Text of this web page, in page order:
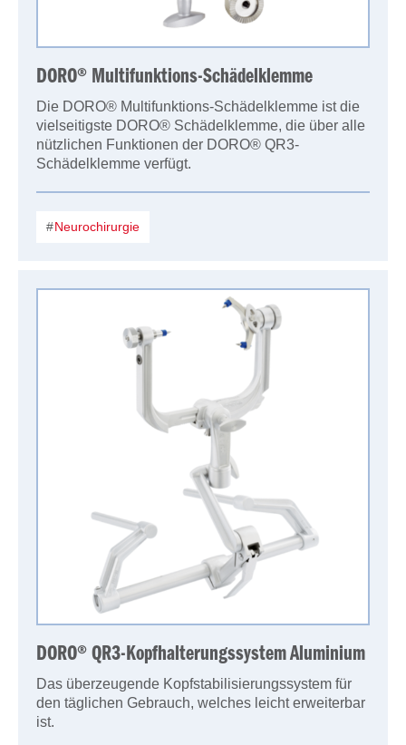
DORO® Multifunktions-Schädelklemme
Die DORO® Multifunktions-Schädelklemme ist die
vielseitigste DORO® Schädelklemme, die über alle
nützlichen Funktionen der DORO® QR3-
Schädelklemme verfügt.
Neurochirurgie
DORO® QR3-Kopfhalterungssystem Aluminium
Das überzeugende Kopfstabilisierungssystem für
den täglichen Gebrauch, welches leicht erweiterbar
ist.